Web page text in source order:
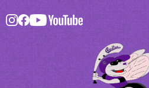
Skip
to
content